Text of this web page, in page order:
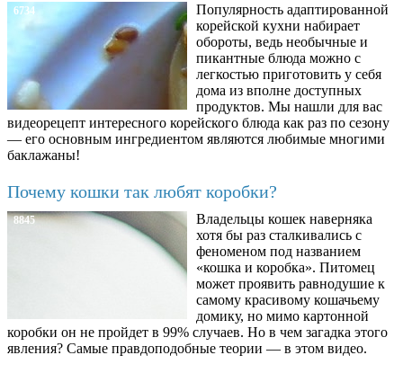
6734
Популярность адаптированной
корейской кухни набирает
обороты, ведь необычные и
пикантные блюда можно с
легкостью приготовить у себя
дома из вполне доступных
продуктов. Мы нашли для вас
видеорецепт интересного корейского блюда как раз по сезону
— его основным ингредиентом являются любимые многими
баклажаны!
Почему кошки так любят коробки?
8845
Владельцы кошек наверняка
хотя бы раз сталкивались с
феноменом под названием
«кошка и коробка». Питомец
может проявить равнодушие к
самому красивому кошачьему
домику, но мимо картонной
коробки он не пройдет в 99% случаев. Но в чем загадка этого
явления? Самые правдоподобные теории — в этом видео.